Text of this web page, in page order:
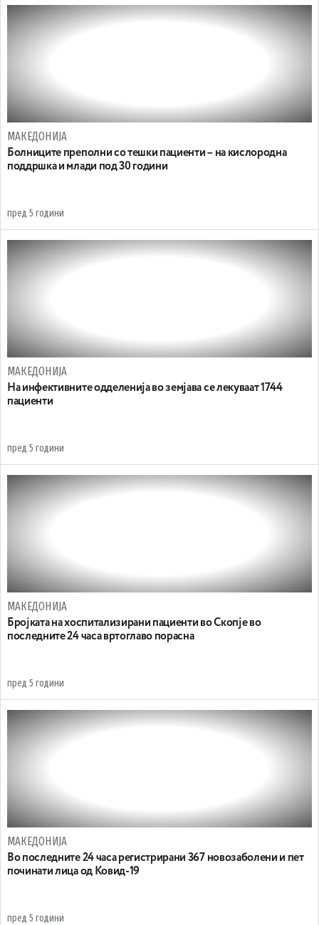
МАКЕДОНИЈА
Болниците преполни со тешки пациенти – на кислородна
поддршка и млади под 30 години
пред 5 години
МАКЕДОНИЈА
На инфективните одделенија во земјава се лекуваат 1744
пациенти
пред 5 години
МАКЕДОНИЈА
Бројката на хоспитализирани пациенти во Скопје во
последните 24 часа вртоглаво порасна
пред 5 години
МАКЕДОНИЈА
Во последните 24 часа регистрирани 367 новозаболени и пет
починати лица од Ковид-19
пред 5 години